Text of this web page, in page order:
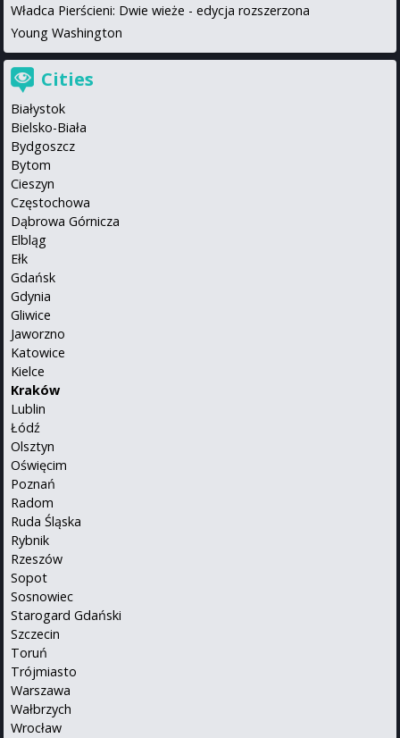
Władca Pierścieni: Dwie wieże - edycja rozszerzona
Young Washington
Cities
Białystok
Bielsko-Biała
Bydgoszcz
Bytom
Cieszyn
Częstochowa
Dąbrowa Górnicza
Elbląg
Ełk
Gdańsk
Gdynia
Gliwice
Jaworzno
Katowice
Kielce
Kraków
Lublin
Łódź
Olsztyn
Oświęcim
Poznań
Radom
Ruda Śląska
Rybnik
Rzeszów
Sopot
Sosnowiec
Starogard Gdański
Szczecin
Toruń
Trójmiasto
Warszawa
Wałbrzych
Wrocław